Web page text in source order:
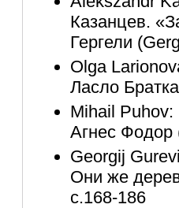
Казанцев.
Гергели
Olga
Ласло
Mihail
Агнес Фодор
Georgij
Они же
с.168-186